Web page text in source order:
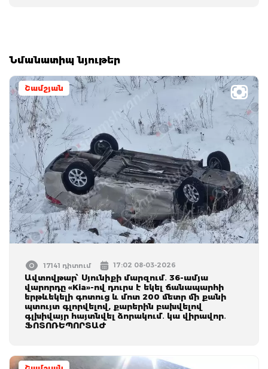
Նմանատիպ նյութեր
Շամշյան
17141 դիտում 17:02 08-03-2026
Ավտովթար՝ Սյունիքի մարզում․ 36-ամյա
վարորդը «Kia»-ով դուրս է եկել ճանապարհի
երթևեկելի գոտուց և մոտ 200 մետր մի քանի
պտույտ գլորվելով, քարերին բախվելով
գլխիվայր հայտնվել ձորակում․ կա վիրավոր․
ՖՈՏՈՌԵՊՈՐՏԱԺ